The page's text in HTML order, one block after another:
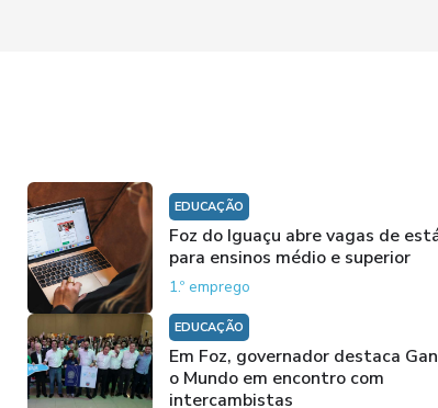
EDUCAÇÃO
Foz do Iguaçu abre vagas de
para ensinos médio e superior
1.º emprego
EDUCAÇÃO
Em Foz, governador destaca
o Mundo em encontro com
intercambistas